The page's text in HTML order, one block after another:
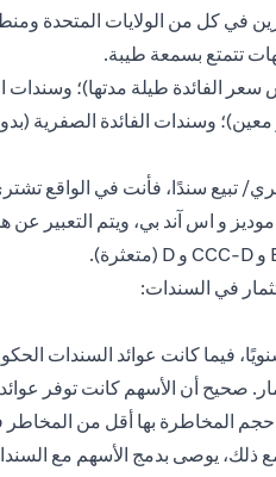
للمستثمرين في كل من الولايات
تتمتع بسمعة طيبة.
الفائدة طيلة مدتها)؛ وسندات
وسندات الفائدة الصفرية
تبيع سندًا، فأنت في الواقع
و اس آند بي، ويتم التعبير عن
في السندات:
1926، كانت أسهم الشركات الكبيرة تجني عوائد بمعدل 10٪ سنويًا، فيما
صحيح أن الأسهم كانت توفر
المخاطرة بها أقل من المخاطر
ذلك، يوصى بدمج الأسهم مع